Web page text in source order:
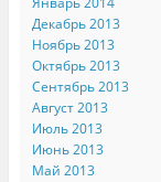
Декабрь 2013
Ноябрь 2013
Октябрь 2013
Сентябрь 2013
Август 2013
Июль 2013
Июнь 2013
Май 2013